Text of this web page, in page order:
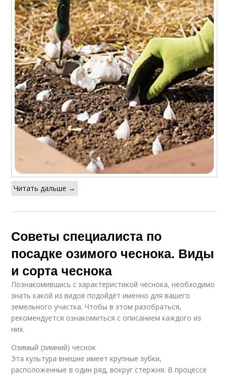
Читать дальше →
Советы специалиста по
посадке озимого чеснока. Виды
и сорта чеснока
Познакомившись с характеристикой чеснока, необходимо
знать какой из видов подойдёт именно для вашего
земельного участка. Чтобы в этом разобраться,
рекомендуется ознакомиться с описанием каждого из
них.
Озимый (зимний) чеснок
Эта культура внешне имеет крупные зубки,
расположенные в один ряд, вокруг стержня. В процессе